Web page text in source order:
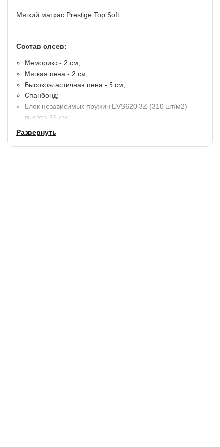
Мягкий матрас Prestige Top Soft.
Состав слоев:
Меморикс - 2 см;
Мягкая пена - 2 см;
Высокоэластичная пена - 5 см;
Спанбонд;
Блок независимых пружин EVS620 3Z (310 шт/м2) -
высота 16 см;
Пена повышенной плотности - 2 см;
Развернуть